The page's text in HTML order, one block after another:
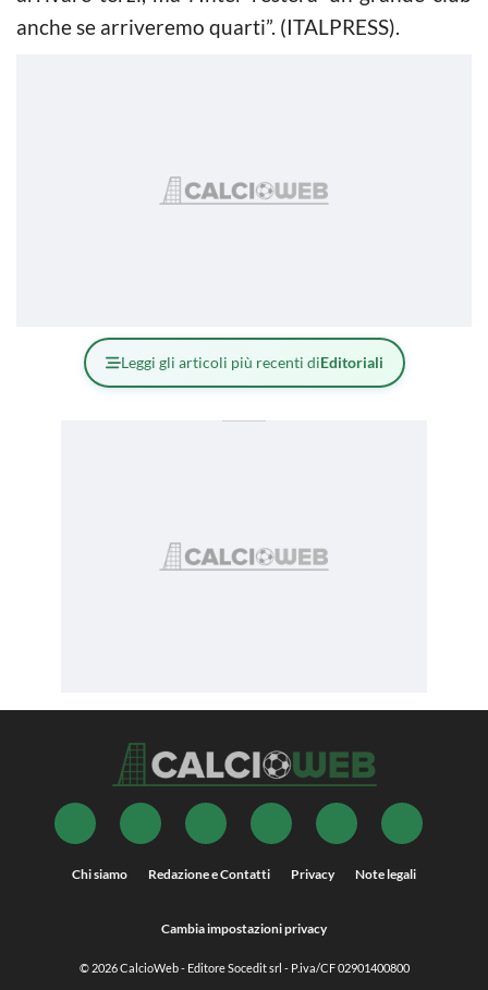
anche se arriveremo quarti”. (ITALPRESS).
Leggi gli articoli più recenti diEditoriali
Chi siamo Redazione e Contatti Privacy Note legali
Cambia impostazioni privacy
© 2026CalcioWeb- Editore Socedit srl - P.iva/CF 02901400800